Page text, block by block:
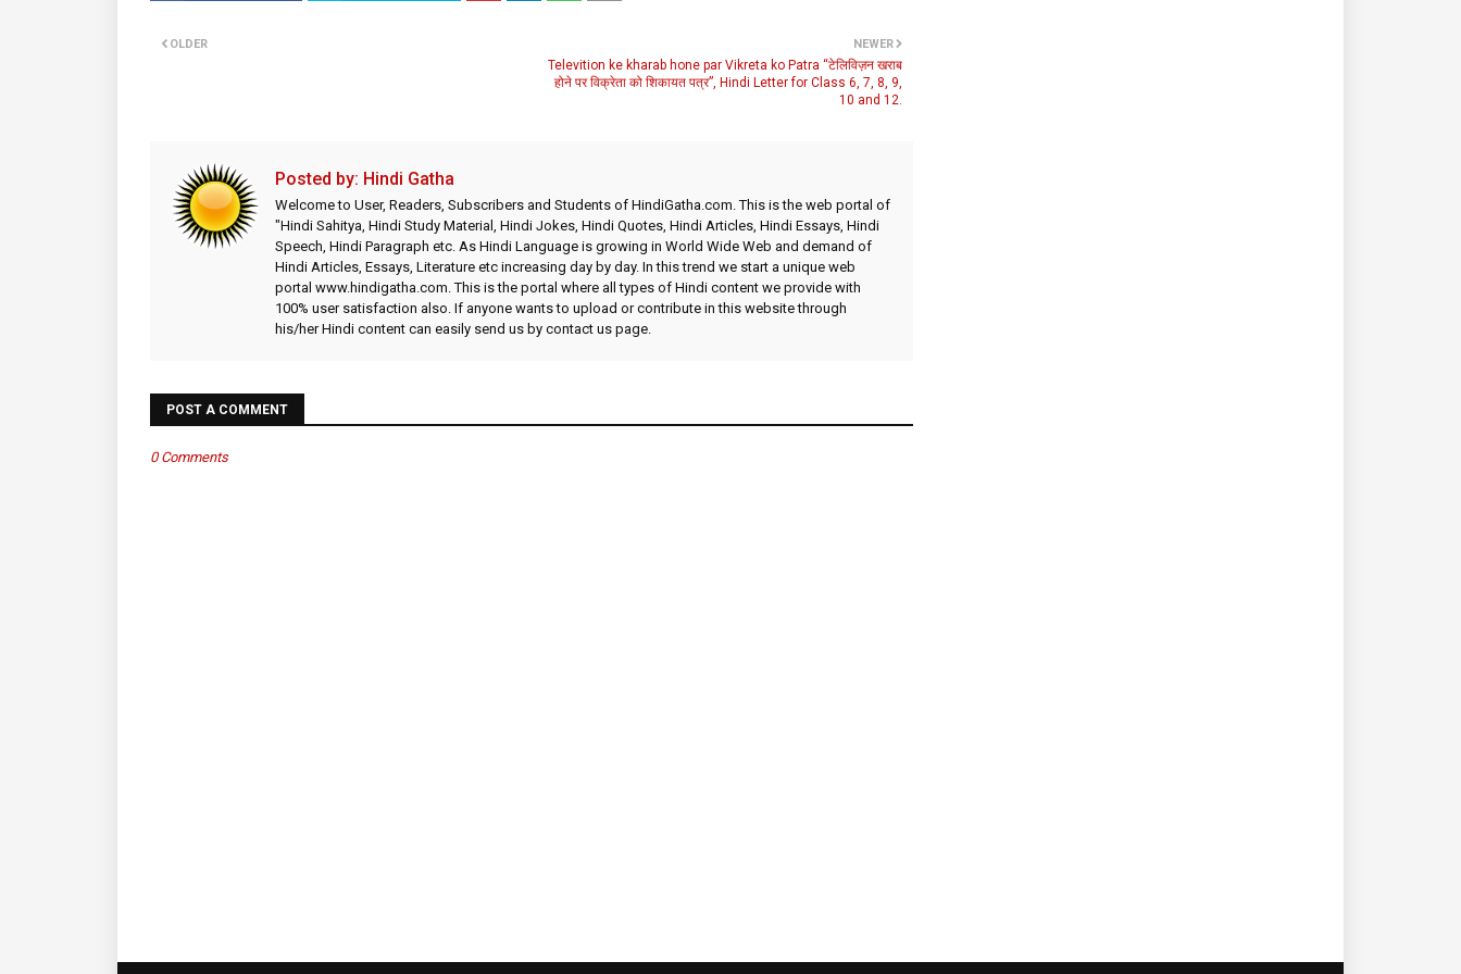
NEWER
Televition ke kharab hone par Vikreta ko Patra “टेलिविज़न खराब
होने पर विक्रेता को शिकायत पत्र”, Hindi Letter for Class 6, 7, 8, 9,
10 and 12.
OLDER
Posted by: Hindi Gatha
Welcome to User, Readers, Subscribers and Students of HindiGatha.com. This is the web portal of
"Hindi Sahitya, Hindi Study Material, Hindi Jokes, Hindi Quotes, Hindi Articles, Hindi Essays, Hindi
Speech, Hindi Paragraph etc. As Hindi Language is growing in World Wide Web and demand of
Hindi Articles, Essays, Literature etc increasing day by day. In this trend we start a unique web
portal www.hindigatha.com. This is the portal where all types of Hindi content we provide with
100% user satisfaction also. If anyone wants to upload or contribute in this website through
his/her Hindi content can easily send us by contact us page.
POST A COMMENT
0 Comments